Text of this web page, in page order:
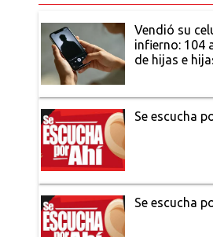
Vendió su
infierno: 104
de hijas e
Se escucha
Se escucha